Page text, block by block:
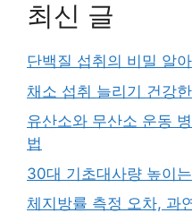
최신 글
단백질 섭취의 비밀 알
채소 섭취 늘리기 건강
유산소와 무산소 운동
법
30대 기초대사량 높이
체지방률 측정 오차, 과